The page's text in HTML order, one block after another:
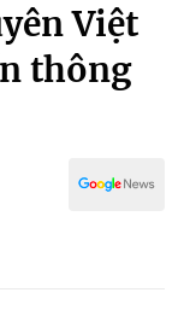
Việt
thông